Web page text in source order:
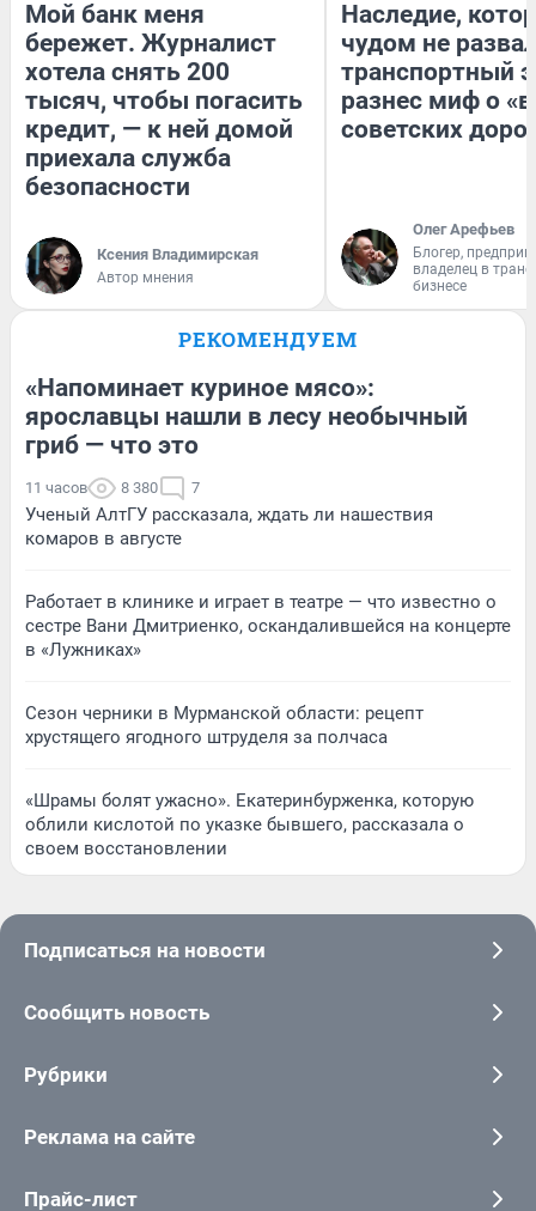
Мой банк меня
бережет. Журналист
хотела снять 200
тысяч, чтобы погасить
кредит, — к ней домой
приехала служба
безопасности
Ксения Владимирская
Автор мнения
Наследие,
чудом не
транспортный
разнес миф о
советских
Олег Арефьев
Блогер,
владелец в
бизнесе
РЕКОМЕНДУЕМ
«Напоминает куриное мясо»:
ярославцы нашли в лесу необычный
гриб — что это
11 часов 8 380 7
Ученый АлтГУ рассказала, ждать ли нашествия
комаров в августе
Работает в клинике и играет в театре — что известно о
сестре Вани Дмитриенко, оскандалившейся на концерте
в «Лужниках»
Сезон черники в Мурманской области: рецепт
хрустящего ягодного штруделя за полчаса
«Шрамы болят ужасно». Екатеринбурженка, которую
облили кислотой по указке бывшего, рассказала о
своем восстановлении
Подписаться на новости
Сообщить новость
Рубрики
Реклама на сайте
Прайс-лист